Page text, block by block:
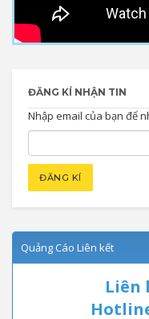
ĐĂNG KÍ NHẬN TIN
Nhập email của bạn để
Quảng Cáo Liên kết
Liên